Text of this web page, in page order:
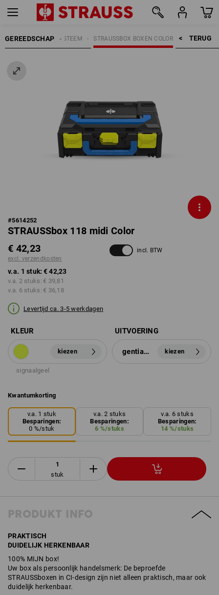
GEREEDSCHAP TERUG    >
STRAUSSBOX BOXEN COLOR
STRAUSSBOX SYSTEEM
#5614252
STRAUSSbox 118 midi Color
€ 42,23
excl. verzendkosten
incl. BTW
v.a. 1 stuk: € 42,23
v.a. 2 stuks: € 39,81
v.a. 6 stuks: € 36,18
Levertijd ca. 3-5 werkdagen
KLEUR
kiezen
signaalgeel
UITVOERING
gentiaanblauw kiezen
Kwantumkorting
v.a. 1 stuk
Besparingen:
0 %/stuk
v.a. 2 stuks
Besparingen:
6 %/stuks
v.a. 6 stuks
Besparingen:
14 %/stuks
stuk
PRODUKT INFO
PRAKTISCH
DUIDELIJK HERKENBAAR
100% MIJN box!
Uw box als persoonlijk handelsmerk: De beproefde
STRAUSSboxen in CI-design zijn niet alleen praktisch, maar ook
duidelijk herkenbaar.